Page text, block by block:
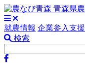
就農情報 企業参入支援
検索